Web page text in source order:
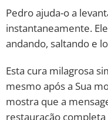
Pedro ajuda-o a
instantaneamente.
andando, saltando e
Esta cura milagrosa
mesmo após a Sua
mostra que a
restauração